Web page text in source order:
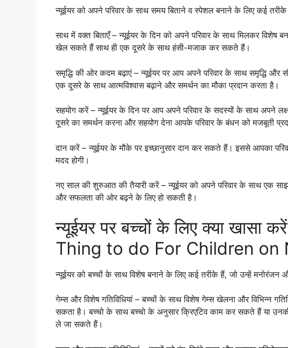
न्यूईयर को अपने परिवार के साथ समय बिताने व स्पेशल बनाने के लिए कई
साथ में वक्त बिताएँ – न्यूईयर के दिन को अपने परिवार के साथ मिलकर
खेल सकते हैं साथ ही एक दूसरे के साथ हंसी-मजाक कर सकते हैं।
समृद्धि की ओर कदम बढ़ाएं – न्यूईयर पर आप अपने परिवार के साथ समृद्धि
एक दूसरे के साथ आत्मविश्वास बढ़ाने और समर्थन का मौका प्रदान करता है।
सहयोग करें – न्यूईयर के दिन पर आप अपने परिवार के सदस्यों के साथ अपने
दूसरे का समर्थन करना और सहयोग देना आपके परिवार के बंधन को मजबूती
दान करें – न्यूईयर के मौके पर इच्छानुसार दान कर सकते हैं। इससे आपका
मदद होगी।
नए साल की शुरुआत की तैयारी करें – न्यूईयर को अपने परिवार के साथ एक
और सफलता की ओर बढ़ने के लिए हो सकती है।
न्यूईयर पर बच्चों के लिए क्या खासा
Thing to do For Children on
न्यूईयर को बच्चों के साथ विशेष बनाने के लिए कई तरीके हैं, जो उन्हें
गेम्स और विशेष गतिविधियां – बच्चों के साथ विशेष गेम्स खेलना और विभिन्न
सकता है। बच्चो के साथ बच्चो के अनुसार क्रिएटिव काम कर सकते हैं या
ले जा सकते हैं।